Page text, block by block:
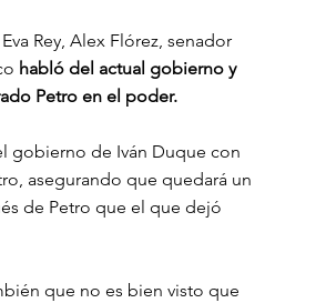
Rey, Alex Flórez, senador
habló del actual gobierno y
Petro en el poder.
gobierno de Iván Duque con
asegurando que quedará un
de Petro que el que dejó
que no es bien visto que